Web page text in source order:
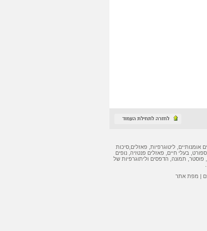
אומנותיים ,ליטוגרפיות פאזלים ,סיכות
בעלי חיים, פאזלים פנטזיה, נופים
פוסטר, תמונה, הדפסים וליתוגרפיות של
| מפת אתר